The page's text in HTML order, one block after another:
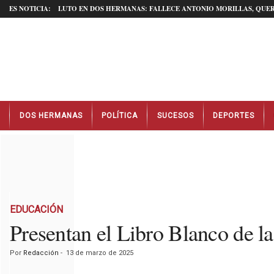
ES NOTICIA: LUTO EN DOS HERMANAS: FALLECE ANTONIO MORILLAS,
t
DOS HERMANAS POLÍTICA SUCESOS DEPORTES
EDUCACIÓN
Presentan el Libro Blanco de
Por Redacción - 13 de marzo de 2025